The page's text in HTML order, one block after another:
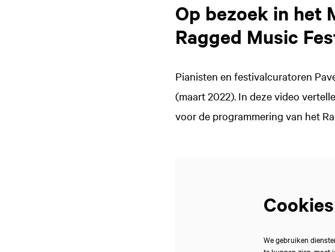
Op bezoek in het
Ragged Music
Pianisten en festivalcuratoren
(maart 2022). In deze video
voor de programmering van het
Cookies
We gebruiken